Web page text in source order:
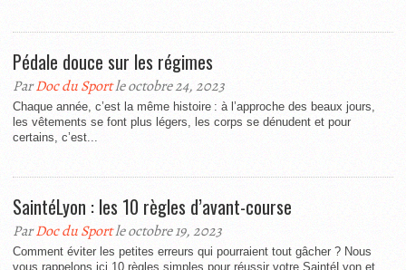
Pédale douce sur les régimes
ParDoc du Sportle octobre 24, 2023
Chaque année, c’est la même histoire : à l’approche des beaux jours,
les vêtements se font plus légers, les corps se dénudent et pour
certains, c’est...
SaintéLyon : les 10 règles d’avant-course
ParDoc du Sportle octobre 19, 2023
Comment éviter les petites erreurs qui pourraient tout gâcher ? Nous
vous rappelons ici 10 règles simples pour réussir votre SaintéLyon et